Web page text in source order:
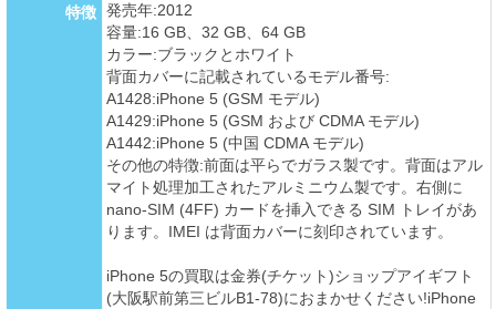
特徴 発売年:2012
容量:16 GB、32 GB、64 GB
カラー:ブラックとホワイト
背面カバーに記載されているモデル番号:
A1428:iPhone 5 (GSM モデル)
A1429:iPhone 5 (GSM および CDMA モデル)
A1442:iPhone 5 (中国 CDMA モデル)
その他の特徴:前面は平らでガラス製です。背面はアル
マイト処理加工されたアルミニウム製です。右側に
nano-SIM (4FF) カードを挿入できる SIM トレイがあ
ります。IMEI は背面カバーに刻印されています。
iPhone 5の買取は金券(チケット)ショップアイギフト
(大阪駅前第三ビルB1-78)におまかせください!iPhone